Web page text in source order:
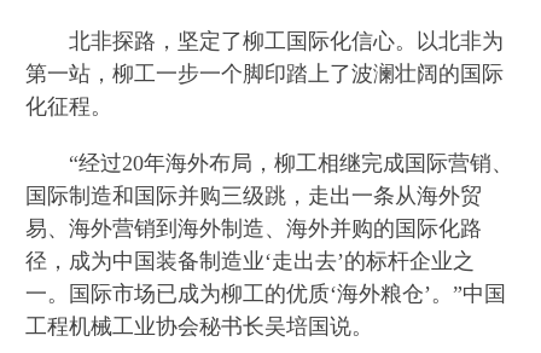
北非探路，坚定了柳工国际化信心。以北非为
第一站，柳工一步一个脚印踏上了波澜壮阔的国际
化征程。
“经过20年海外布局，柳工相继完成国际营销、
国际制造和国际并购三级跳，走出一条从海外贸
易、海外营销到海外制造、海外并购的国际化路
径，成为中国装备制造业‘走出去’的标杆企业之
一。国际市场已成为柳工的优质‘海外粮仓’。”中国
工程机械工业协会秘书长吴培国说。